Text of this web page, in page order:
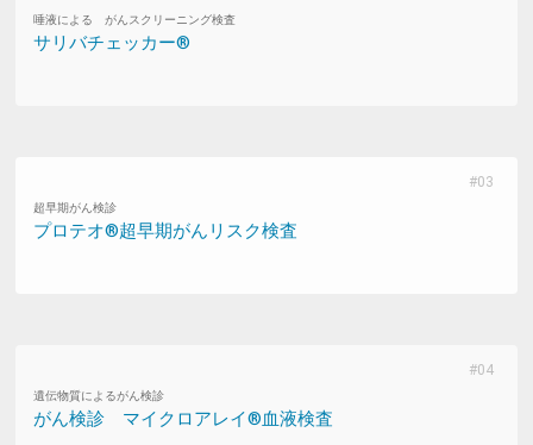
唾液による がんスクリーニング検査
サリバチェッカー®
超早期がん検診
プロテオ®超早期がんリスク検査
遺伝物質によるがん検診
がん検診 マイクロアレイ®血液検査